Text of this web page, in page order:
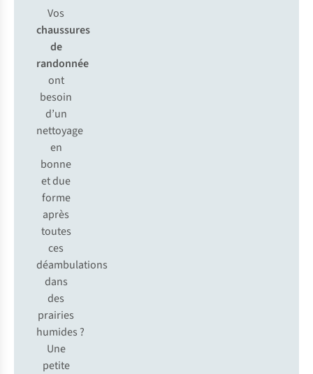
Vos
chaussures
de
randonnée
ont
besoin
d’un
nettoyage
en
bonne
et due
forme
après
toutes
ces
déambulations
dans
des
prairies
humides ?
Une
petite